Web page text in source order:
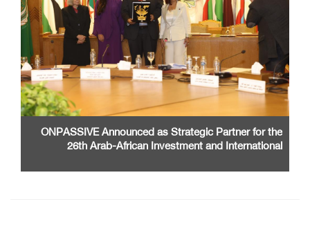
ONPASSIVE Announced as Strategic Partner for the
26th Arab-African Investment and International